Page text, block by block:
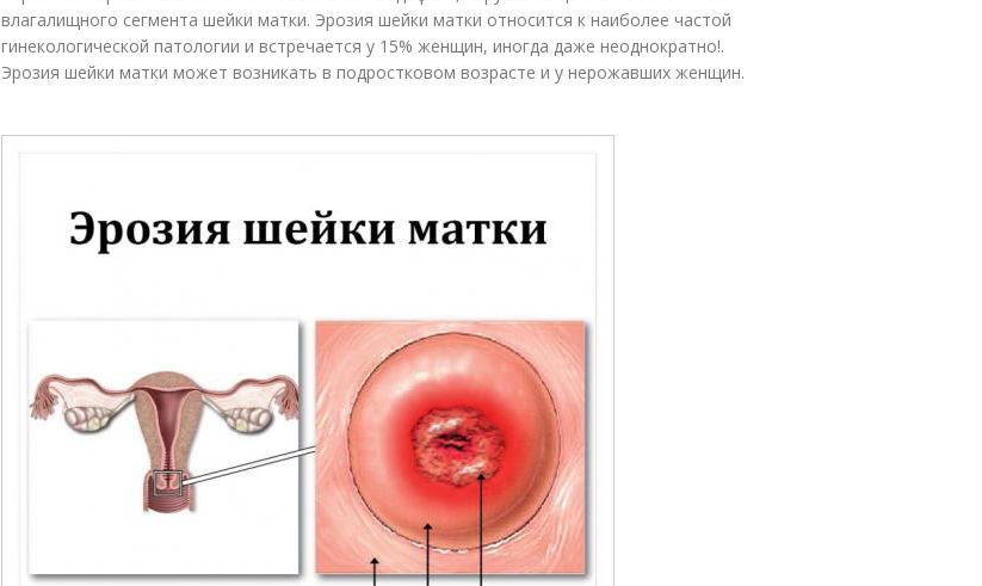
влагалищного сегмента шейки матки. Эрозия шейки матки относится к наиболее частой
гинекологической патологии и встречается у 15% женщин, иногда даже неоднократно!.
Эрозия шейки матки может возникать в подростковом возрасте и у нерожавших женщин.